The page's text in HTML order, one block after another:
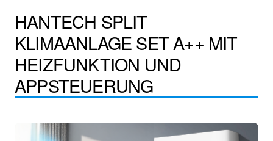
HANTECH SPLIT
KLIMAANLAGE SET A++ MIT
HEIZFUNKTION UND
APPSTEUERUNG